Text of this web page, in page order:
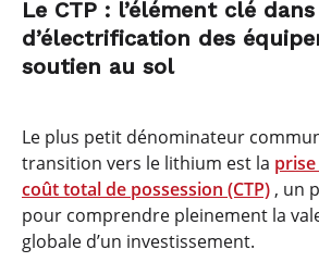
Le CTP : l’élément clé
d’électrification des
soutien au sol
Le plus petit dénominateur
transition vers le lithium est la
coût total de possession (CTP) , un
pour comprendre pleinement la
globale d’un investissement.